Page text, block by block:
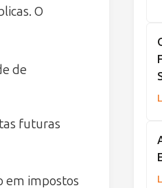
O
de
futuras
em impostos